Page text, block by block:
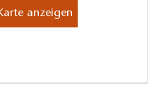
anzeigen